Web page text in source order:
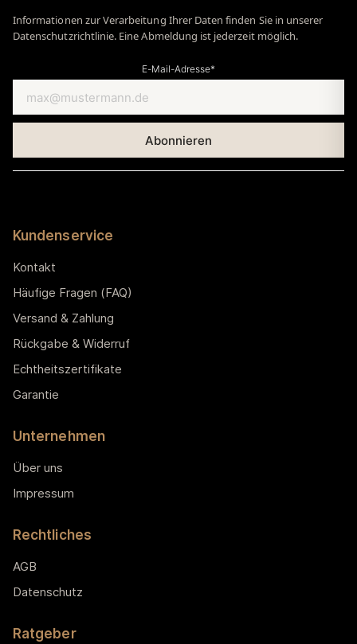
Informationen zur Verarbeitung Ihrer Daten finden Sie in unserer
Datenschutzrichtlinie. Eine Abmeldung ist jederzeit möglich.
E-Mail-Adresse*
Kundenservice
Kontakt
Häufige Fragen (FAQ)
Versand & Zahlung
Rückgabe & Widerruf
Echtheitszertifikate
Garantie
Unternehmen
Über uns
Impressum
Rechtliches
AGB
Datenschutz
Ratgeber